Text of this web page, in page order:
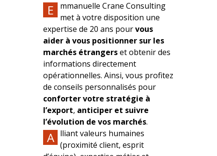
E
mmanuelle Crane Consulting
met à votre disposition une
expertise de 20 ans pourvous
aider à vous positionner sur les
marchés étrangerset obtenir des
informations directement
opérationnelles. Ainsi, vous profitez
de conseils personnalisés pour
conforter votre stratégie à
l’export, anticiper et suivre
l’évolution de vos marchés.
A
lliant valeurs humaines
(proximité client, esprit